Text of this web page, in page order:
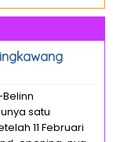
satu
11 Februari